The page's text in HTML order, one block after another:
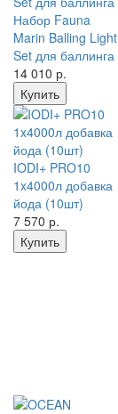
Набор Fauna
Marin Balling Light
Set для баллинга
14 010 р.
Купить
IODI+ PRO10
1x4000л добавка
йода (10шт)
7 570 р.
Купить